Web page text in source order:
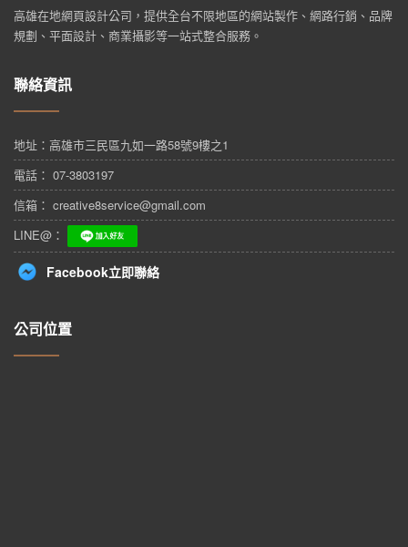
高雄在地網頁設計公司，提供全台不限地區的網站製作、網路行銷、品牌
規劃、平面設計、商業攝影等一站式整合服務。
聯絡資訊
地址： 高雄市三民區九如一路58號9樓之1
電話： 07-3803197
信箱： creative8service@gmail.com
LINE@：
Facebook立即聯絡
公司位置